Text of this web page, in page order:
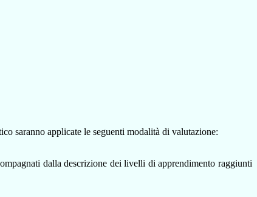
saranno applicate le seguenti modalità di valutazione:
dalla descrizione dei livelli di apprendimento raggiunti